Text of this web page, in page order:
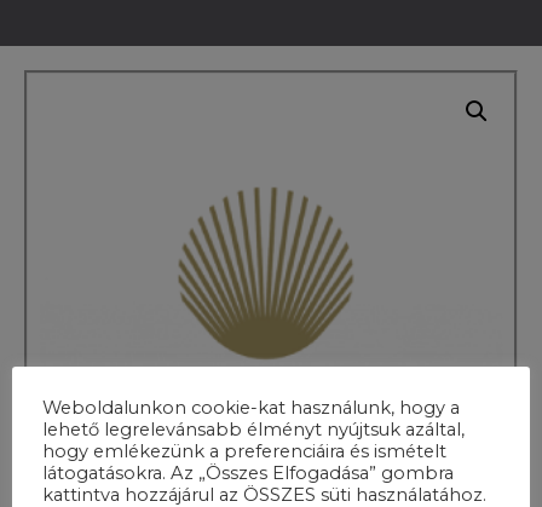
Weboldalunkon cookie-kat használunk, hogy a
lehető legrelevánsabb élményt nyújtsuk azáltal,
hogy emlékezünk a preferenciáira és ismételt
látogatásokra. Az „Összes Elfogadása” gombra
kattintva hozzájárul az ÖSSZES süti használatához.